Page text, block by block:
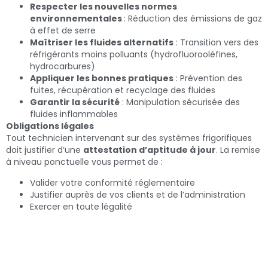
Respecter les nouvelles normes
environnementales : Réduction des émissions de gaz
à effet de serre
Maîtriser les fluides alternatifs : Transition vers des
réfrigérants moins polluants (hydrofluorooléfines,
hydrocarbures)
Appliquer les bonnes pratiques : Prévention des
fuites, récupération et recyclage des fluides
Garantir la sécurité : Manipulation sécurisée des
fluides inflammables
Obligations légales
Tout technicien intervenant sur des systèmes frigorifiques
doit justifier d’une attestation d’aptitude à jour. La remise
à niveau ponctuelle vous permet de :
Valider votre conformité réglementaire
Justifier auprès de vos clients et de l’administration
Exercer en toute légalité